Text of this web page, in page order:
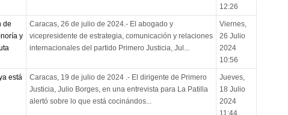
12:26
de
y
Caracas, 26 de julio de 2024.- El abogado y
vicepresidente de estrategia, comunicación y relaciones
internacionales del partido Primero Justicia, Jul...
Viernes,
26 Julio
2024
10:56
está
Caracas, 19 de julio de 2024 .- El dirigente de Primero
Justicia, Julio Borges, en una entrevista para La Patilla
alertó sobre lo que está cocinándos...
Jueves,
18 Julio
2024